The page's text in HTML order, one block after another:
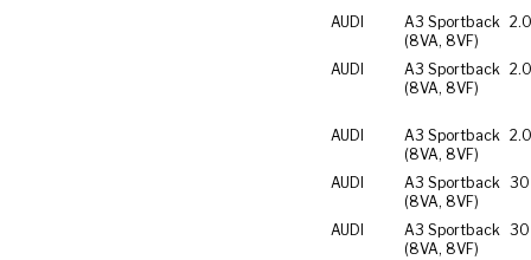
AUDI
A3 Sportback
(8VA, 8VF)
AUDI
A3 Sportback
(8VA, 8VF)
AUDI
A3 Sportback
(8VA, 8VF)
AUDI
A3 Sportback
(8VA, 8VF)
30
AUDI
A3 Sportback
(8VA, 8VF)
30